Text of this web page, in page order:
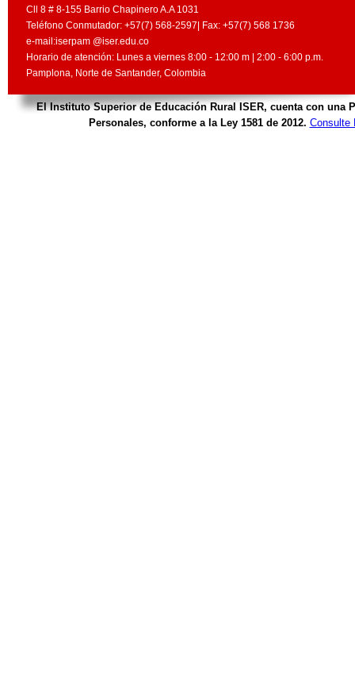
Cll 8 # 8-155 Barrio Chapinero A.A 1031
Teléfono Conmutador: +57(7) 568-2597| Fax: +57(7) 568 1736
e-mail:iserpam @iser.edu.co
Horario de atención: Lunes a viernes 8:00 - 12:00 m | 2:00 - 6:00 p.m.
Pamplona, Norte de Santander, Colombia
El Instituto Superior de Educación Rural ISER, cuenta con una
Personales, conforme a la Ley 1581 de 2012. Consulte